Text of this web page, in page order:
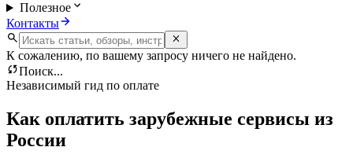
Полезное
Контакты
К сожалению, по вашему запросу ничего не найдено.
Поиск...
Независимый гид по оплате
Как оплатить зарубежные сервисы из
России